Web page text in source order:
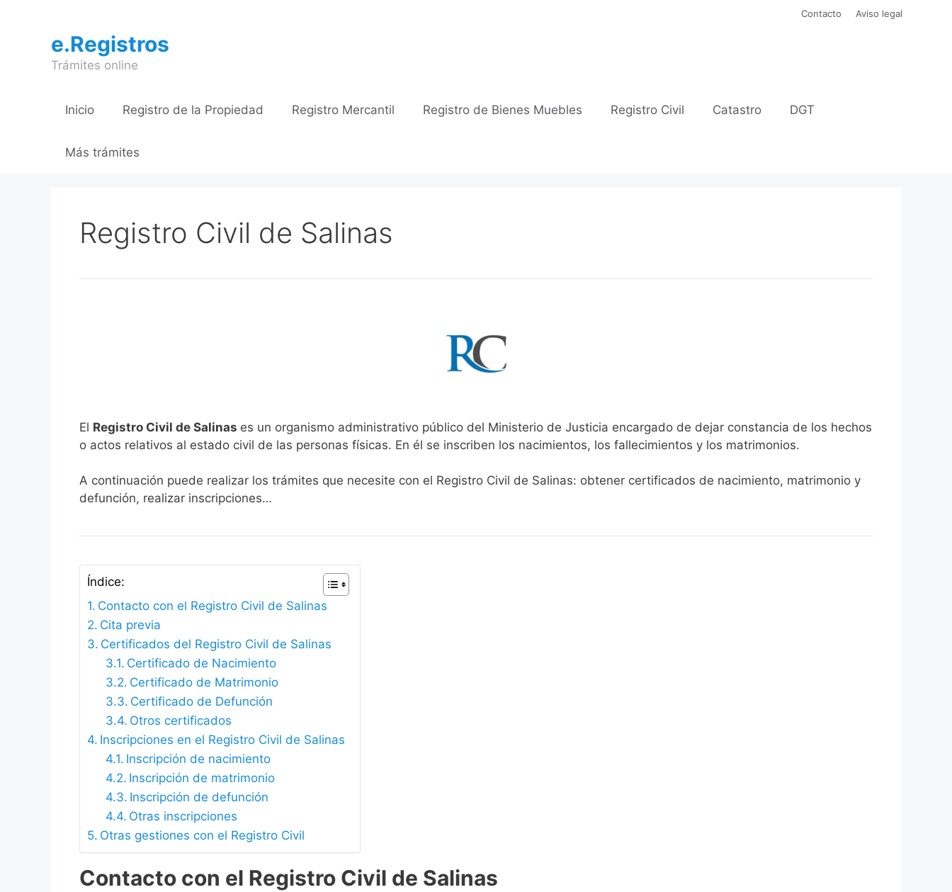
contenido
Contacto Aviso legal
e.Registros
Trámites online
Inicio Registro de la Propiedad Registro Mercantil Registro de Bienes Muebles Registro Civil Catastro DGT
Más trámites
Registro Civil de Salinas
El Registro Civil de Salinas es un organismo administrativo público del Ministerio de Justicia encargado de dejar constancia de los hechos
o actos relativos al estado civil de las personas físicas. En él se inscriben los nacimientos, los fallecimientos y los matrimonios.
A continuación puede realizar los trámites que necesite con el Registro Civil de Salinas: obtener certificados de nacimiento, matrimonio y
defunción, realizar inscripciones…
Índice:
Contacto con el Registro Civil de Salinas
Cita previa
Certificados del Registro Civil de Salinas
Certificado de Nacimiento
Certificado de Matrimonio
Certificado de Defunción
Otros certificados
Inscripciones en el Registro Civil de Salinas
Inscripción de nacimiento
Inscripción de matrimonio
Inscripción de defunción
Otras inscripciones
Otras gestiones con el Registro Civil
Contacto con el Registro Civil de Salinas